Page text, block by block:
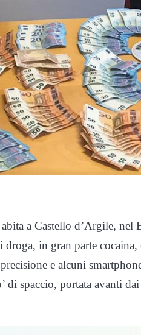
a Castello d’Argile, nel
in gran parte
e alcuni
di spaccio, portata avanti